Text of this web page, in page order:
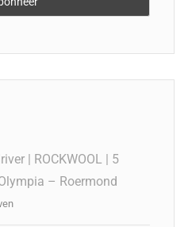
| ROCKWOOL | 5
– Roermond